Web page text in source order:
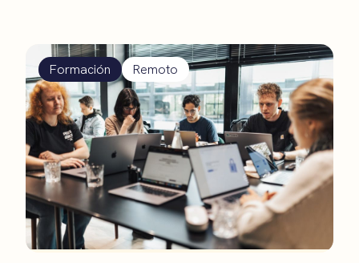
Formación Remoto